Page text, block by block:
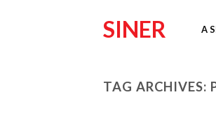
SINER A
TAG ARCHIVES: